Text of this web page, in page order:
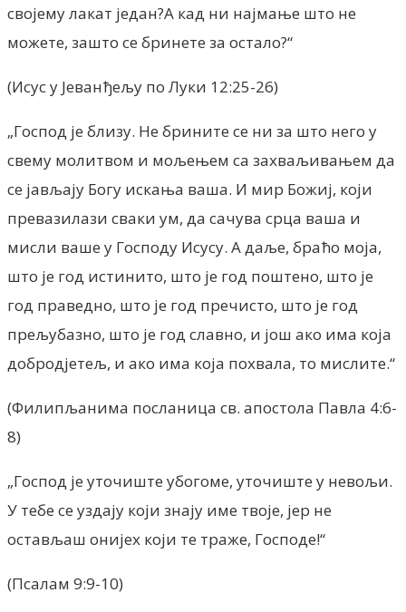
својему лакат један?А кад ни најмање што не
можете, зашто се бринете за остало?“
(Исус у Јеванђељу по Луки 12:25-26)
„Господ је близу. Не брините се ни за што него у
свему молитвом и мољењем са захваљивањем да
се јављају Богу искања ваша. И мир Божиј, који
превазилази сваки ум, да сачува срца ваша и
мисли ваше у Господу Исусу. А даље, браћо моја,
што је год истинито, што је год поштено, што је
год праведно, што је год пречисто, што је год
прељубазно, што је год славно, и још ако има која
добродјетељ, и ако има која похвала, то мислите.“
(Филипљанима посланица св. апостола Павла 4:6-
8)
„Господ је уточиште убогоме, уточиште у невољи.
У тебе се уздају који знају име твоје, јер не
остављаш онијех који те траже, Господе!“
(Псалам 9:9-10)